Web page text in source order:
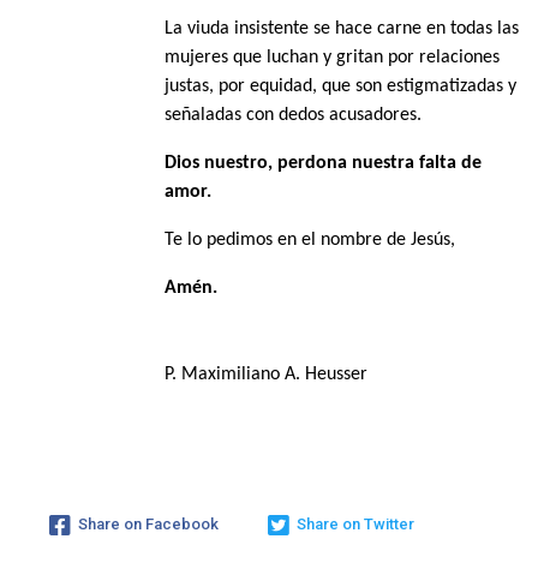
La viuda insistente se hace carne en todas las
mujeres que luchan y gritan por relaciones
justas, por equidad, que son estigmatizadas y
señaladas con dedos acusadores.
Dios nuestro, perdona nuestra falta de
amor.
Te lo pedimos en el nombre de Jesús,
Amén.
P. Maximiliano A. Heusser
Share on Facebook Share on Twitter